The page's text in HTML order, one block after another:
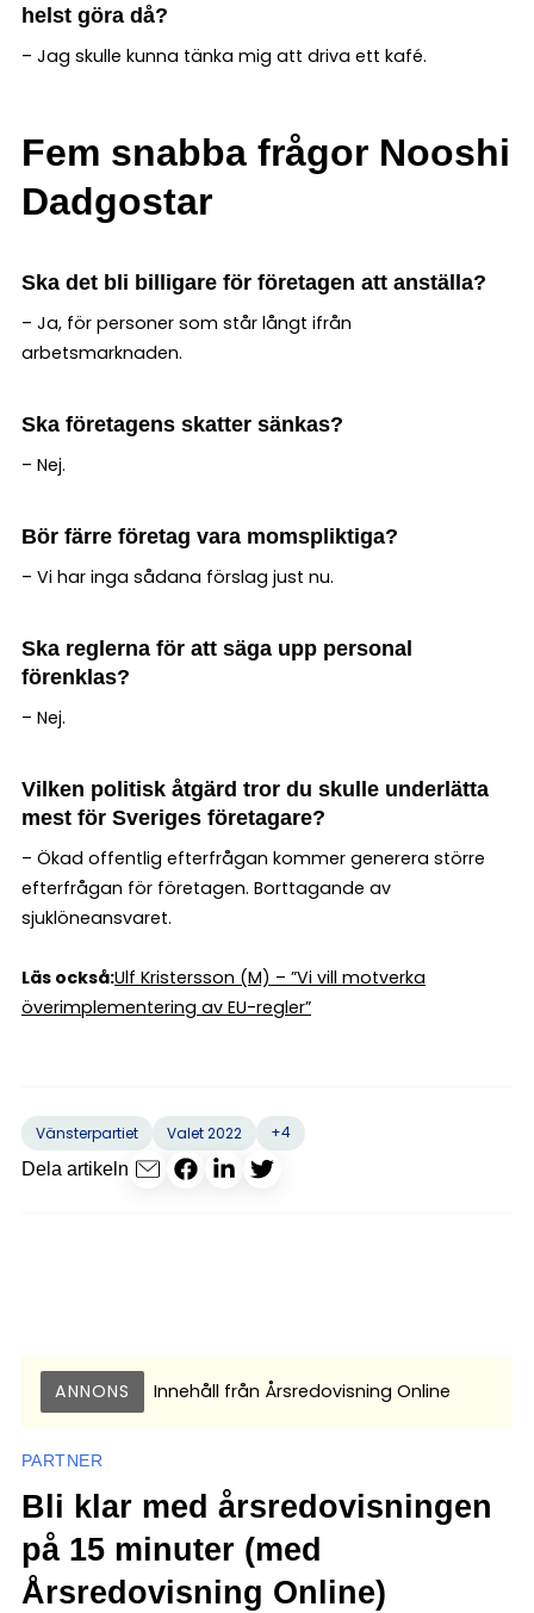
helst göra då?
– Jag skulle kunna tänka mig att driva ett kafé.
Fem snabba frågor Nooshi
Dadgostar
Ska det bli billigare för företagen att anställa?
– Ja, för personer som står långt ifrån
arbetsmarknaden.
Ska företagens skatter sänkas?
– Nej.
Bör färre företag vara momspliktiga?
– Vi har inga sådana förslag just nu.
Ska reglerna för att säga upp personal
förenklas?
– Nej.
Vilken politisk åtgärd tror du skulle underlätta
mest för Sveriges företagare?
– Ökad offentlig efterfrågan kommer generera större
efterfrågan för företagen. Borttagande av
sjuklöneansvaret.
Läs också:Ulf Kristersson (M) – ”Vi vill motverka
överimplementering av EU-regler”
Vänsterpartiet Valet 2022
+4
Dela artikeln
ANNONS Innehåll från Årsredovisning Online
PARTNER
Bli klar med årsredovisningen
på 15 minuter (med
Årsredovisning Online)